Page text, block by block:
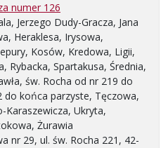
numer 126
Jerzego Dudy-Gracza, Jana
Heraklesa, Irysowa,
Kosów, Kredowa, Ligii,
Rybacka, Spartakusa, Średnia,
św. Rocha od nr 219 do
końca parzyste, Tęczowa,
Karaszewicza, Ukryta,
Żurawia
nr 29, ul. św. Rocha 221, 42-